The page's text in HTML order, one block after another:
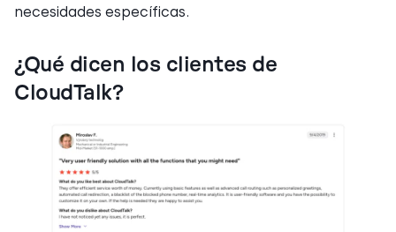
necesidades específicas.
¿Qué dicen los clientes de
CloudTalk?